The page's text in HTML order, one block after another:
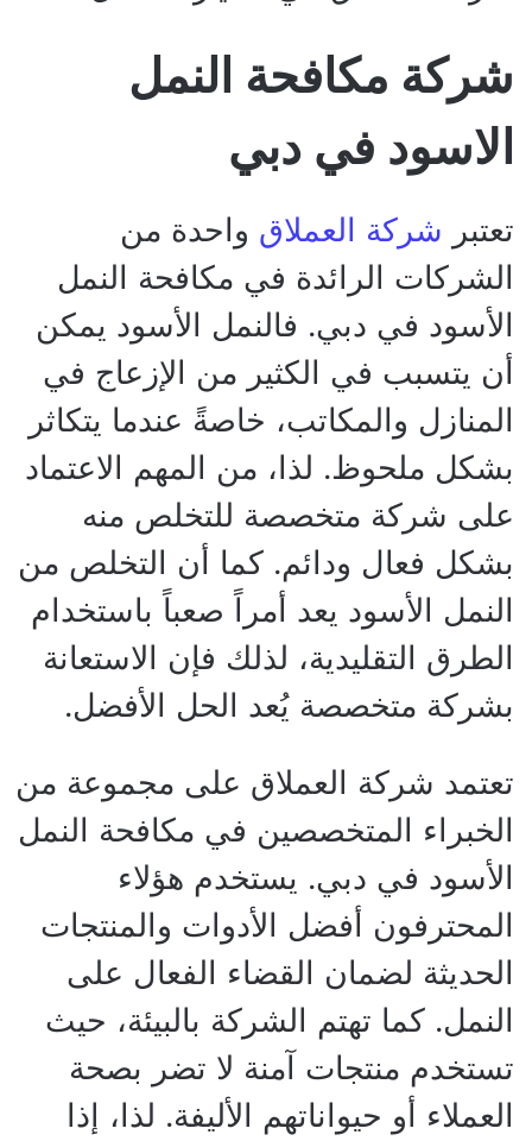
شركة مكافحة النمل
الاسود في دبي
تعتبر شركة العملاق واحدة من
الشركات الرائدة في مكافحة النمل
الأسود في دبي. فالنمل الأسود يمكن
أن يتسبب في الكثير من الإزعاج في
المنازل والمكاتب، خاصةً عندما يتكاثر
بشكل ملحوظ. لذا، من المهم الاعتماد
على شركة متخصصة للتخلص منه
بشكل فعال ودائم. كما أن التخلص من
النمل الأسود يعد أمراً صعباً باستخدام
الطرق التقليدية، لذلك فإن الاستعانة
بشركة متخصصة يُعد الحل الأفضل.
تعتمد شركة العملاق على مجموعة من
الخبراء المتخصصين في مكافحة النمل
الأسود في دبي. يستخدم هؤلاء
المحترفون أفضل الأدوات والمنتجات
الحديثة لضمان القضاء الفعال على
النمل. كما تهتم الشركة بالبيئة، حيث
تستخدم منتجات آمنة لا تضر بصحة
العملاء أو حيواناتهم الأليفة. لذا، إذا